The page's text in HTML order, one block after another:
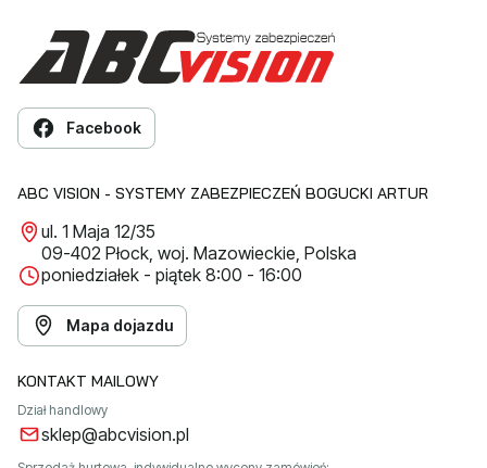
Facebook
ABC VISION - SYSTEMY ZABEZPIECZEŃ BOGUCKI ARTUR
ul. 1 Maja 12/35
09-402 Płock, woj. Mazowieckie, Polska
poniedziałek - piątek 8:00 - 16:00
Mapa dojazdu
KONTAKT MAILOWY
Dział handlowy
sklep@abcvision.pl